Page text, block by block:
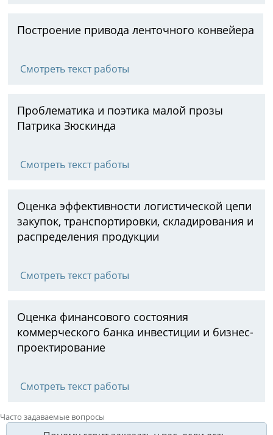
Построение привода ленточного конвейера
Смотреть текст работы
Проблематика и поэтика малой прозы
Патрика Зюскинда
Смотреть текст работы
Оценка эффективности логистической цепи
закупок, транспортировки, складирования и
распределения продукции
Смотреть текст работы
Оценка финансового состояния
коммерческого банка инвестиции и бизнес-
проектирование
Смотреть текст работы
Часто задаваемые вопросы